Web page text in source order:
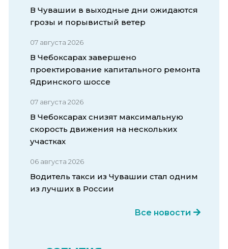
В Чувашии в выходные дни ожидаются
грозы и порывистый ветер
07 августа 2026
В Чебоксарах завершено
проектирование капитального ремонта
Ядринского шоссе
07 августа 2026
В Чебоксарах снизят максимальную
скорость движения на нескольких
участках
06 августа 2026
Водитель такси из Чувашии стал одним
из лучших в России
Все новости